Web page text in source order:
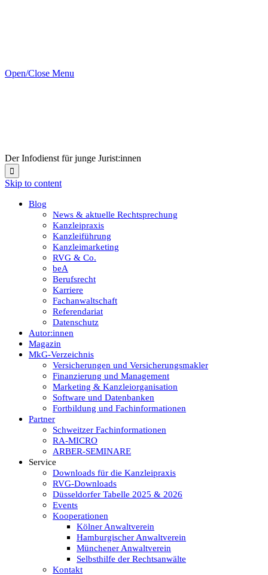
Open/Close Menu
Der Infodienst für junge Jurist:innen

Skip to content
Blog
News & aktuelle Rechtsprechung
Kanzleipraxis
Kanzleiführung
Kanzleimarketing
RVG & Co.
beA
Berufsrecht
Karriere
Fachanwaltschaft
Referendariat
Datenschutz
Autor:innen
Magazin
MkG-Verzeichnis
Versicherungen und Versicherungsmakler
Finanzierung und Management
Marketing & Kanzleiorganisation
Software und Datenbanken
Fortbildung und Fachinformationen
Partner
Schweitzer Fachinformationen
RA-MICRO
ARBER-SEMINARE
Service
Downloads für die Kanzleipraxis
RVG-Downloads
Düsseldorfer Tabelle 2025 & 2026
Events
Kooperationen
Kölner Anwaltverein
Hamburgischer Anwaltverein
Münchener Anwaltverein
Selbsthilfe der Rechtsanwälte
Kontakt